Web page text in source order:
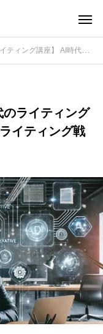
グ講座】 AI時代のライティングスキル 第4回：AI時代のSEOライティング戦略
のライティング
イティング戦